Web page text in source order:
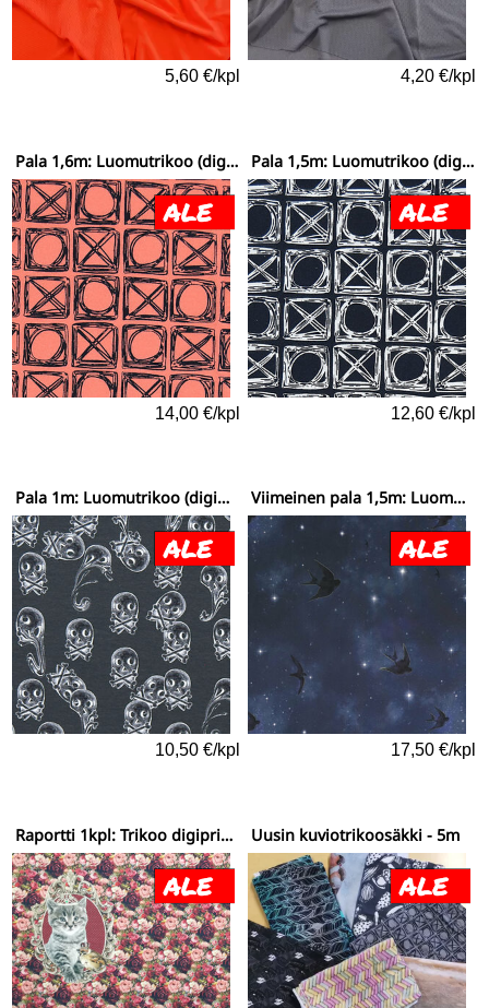
5,60 €/kpl 4,20 €/kpl
Pala 1,6m: Luomutrikoo (digiprint) Ristinolla persikka
14,00 €/kpl
Pala 1,5m: Luomutrikoo (digiprint) Ristinolla mustavalkoinen
12,60 €/kpl
Pala 1m: Luomutrikoo (digiprint) Kirpeet salmiakki
10,50 €/kpl
Viimeinen pala 1,5m: Luomutrikoo (digiprint) Yötaivas
17,50 €/kpl
Raportti 1kpl: Trikoo digiprint (raportti) ruusukisut Uusin kuviotrikoosäkki - 5m